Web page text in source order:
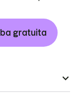
gratuita